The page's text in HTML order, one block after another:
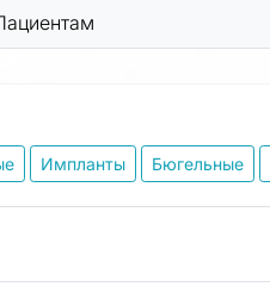
Импланты Бюгельные